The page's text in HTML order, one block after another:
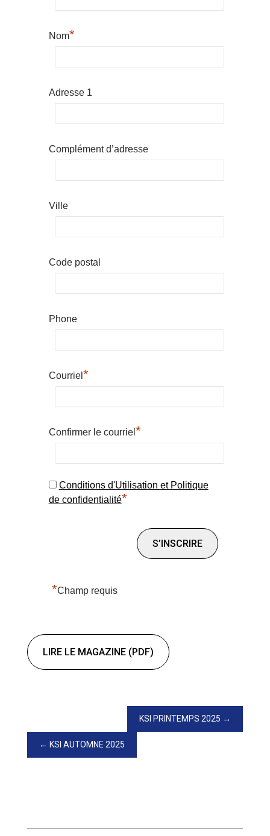
Nom*
Adresse 1
Complément d’adresse
Ville
Code postal
Phone
Courriel *
Confirmer le courriel *
Conditions d'Utilisation et Politique
de confidentialité*
*Champ requis
LIRE LE MAGAZINE (PDF)
KSI PRINTEMPS 2025
KSI AUTOMNE 2025